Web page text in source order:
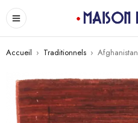
Accueil › Traditionnels › Afghanistan